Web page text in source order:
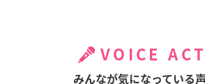
VOICE
みんなが気になっている